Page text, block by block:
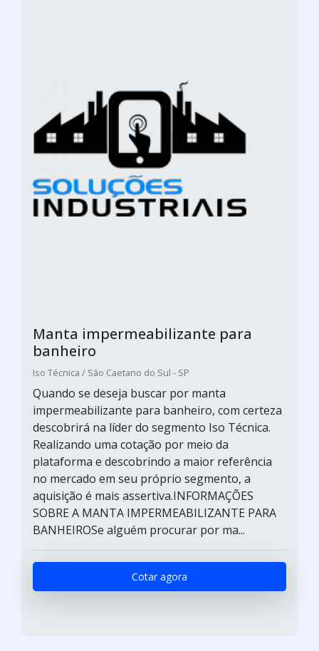
Manta impermeabilizante para
banheiro
Iso Técnica / São Caetano do Sul - SP
Quando se deseja buscar por manta
impermeabilizante para banheiro, com certeza
descobrirá na líder do segmento Iso Técnica.
Realizando uma cotação por meio da
plataforma e descobrindo a maior referência
no mercado em seu próprio segmento, a
aquisição é mais assertiva.INFORMAÇÕES
SOBRE A MANTA IMPERMEABILIZANTE PARA
BANHEIROSe alguém procurar por ma...
Cotar agora